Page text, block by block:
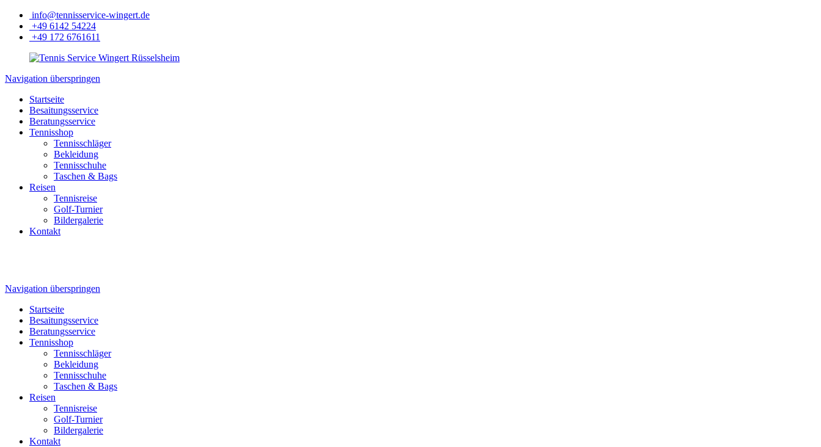
info@tennisservice-wingert.de
+49 6142 54224
+49 172 6761611
Navigation überspringen
Startseite
Besaitungsservice
Beratungsservice
Tennisshop
Tennisschläger
Bekleidung
Tennisschuhe
Taschen & Bags
Reisen
Tennisreise
Golf-Turnier
Bildergalerie
Kontakt
Navigation überspringen
Startseite
Besaitungsservice
Beratungsservice
Tennisshop
Tennisschläger
Bekleidung
Tennisschuhe
Taschen & Bags
Reisen
Tennisreise
Golf-Turnier
Bildergalerie
Kontakt